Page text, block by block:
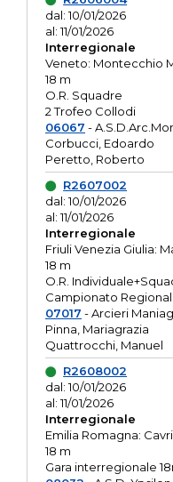
dal: 10/01/2026
al: 11/01/2026
Interregionale
Veneto: Montecchio
18 m
O.R. Squadre
2 Trofeo Collodi
06067 -
Corbucci, Edoardo
Peretto, Roberto
R2607002
dal: 10/01/2026
al: 11/01/2026
Interregionale
Friuli Venezia Giulia:
18 m
O.R.
Campionato
07017 - Arcieri
Pinna, Mariagrazia
Quattrocchi, Manuel
R2608002
dal: 10/01/2026
al: 11/01/2026
Interregionale
Emilia Romagna:
18 m
Gara interregionale